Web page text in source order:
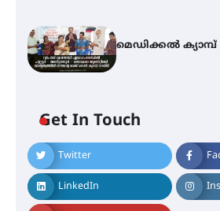
മെഡിക്കൽ ക്യാമ്പ്
Get In Touch
Twitter
LinkedIn
ഐ.ഐ.ടി
ഡോക്ടറേറ്റ് –
സ്വദേശി ആതിര
നേട്ടം